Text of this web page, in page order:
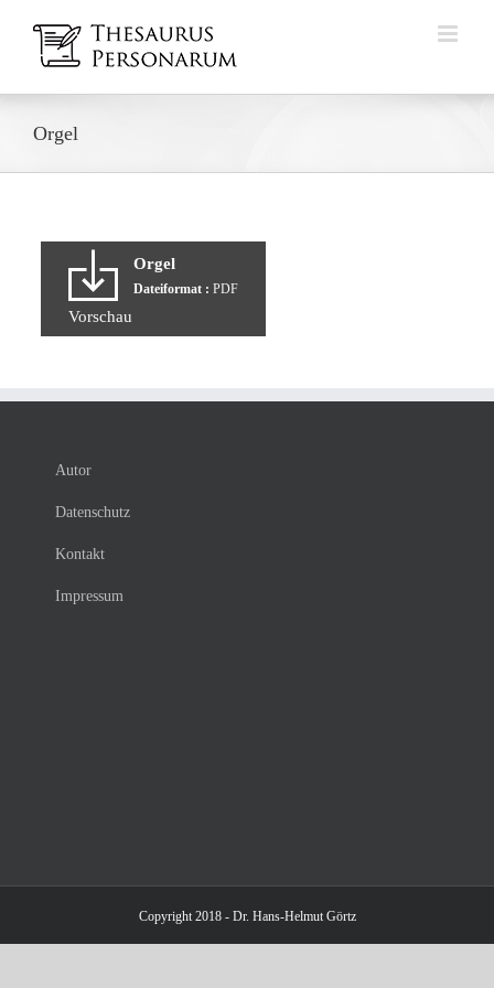
Inhalt
springen
Orgel
Orgel
Dateiformat : PDF
Vorschau
Autor
Datenschutz
Kontakt
Impressum
Copyright 2018 - Dr. Hans-Helmut Görtz